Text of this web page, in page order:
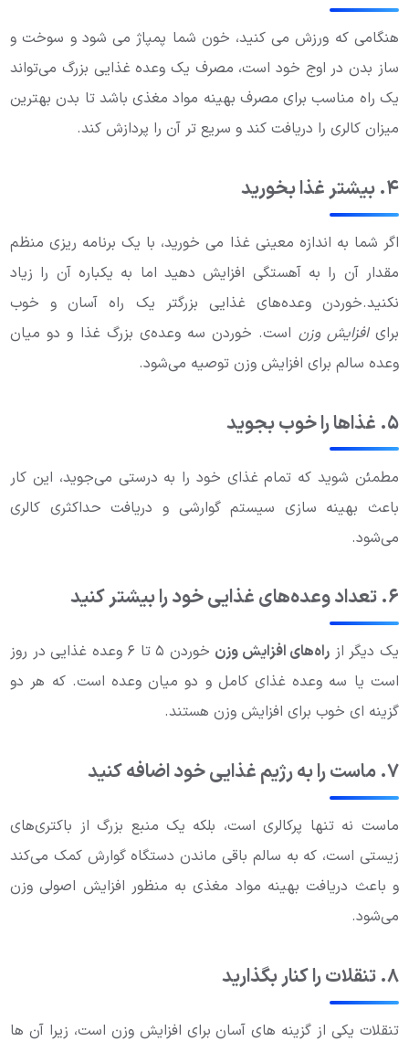
هنگامی که ورزش می کنید، خون شما پمپاژ می شود و سوخت و
ساز بدن در اوج خود است، مصرف یک وعده غذایی بزرگ می‌تواند
یک راه مناسب برای مصرف بهینه مواد مغذی باشد تا بدن بهترین
میزان کالری را دریافت کند و سریع تر آن را پردازش کند.
۴. بیشتر غذا بخورید
اگر شما به اندازه معینی غذا می خورید، با یک برنامه ریزی منظم
مقدار آن را به آهستگی افزایش دهید اما به یکباره آن را زیاد
نکنید.خوردن وعده‌های غذایی بزرگتر یک راه آسان و خوب
برایافزایش وزن است. خوردن سه وعده‌ی بزرگ غذا و دو میان
وعده سالم برای افزایش وزن توصیه می‌شود.
۵. غذاها را خوب بجوید
مطمئن شوید که تمام غذای خود را به درستی می‌جوید، این کار
باعث بهینه سازی سیستم گوارشی و دریافت حداکثری کالری
می‌شود.
۶. تعداد وعده‌های غذایی خود را بیشتر کنید
یک دیگر از راه‌های افزایش وزن
خوردن ۵ تا ۶ وعده غذایی در روز
است یا سه وعده غذای کامل و دو میان وعده است. که هر دو
گزینه ای خوب برای افزایش وزن هستند.
۷. ماست را به رژیم غذایی خود اضافه کنید
ماست نه تنها پرکالری است، بلکه یک منبع بزرگ از باکتری‌های
زیستی است، که به سالم باقی ماندن دستگاه گوارش کمک می‌کند
و باعث دریافت بهینه مواد مغذی به منظور افزایش اصولی وزن
می‌شود.
۸. تنقلات را کنار بگذارید
تنقلات یکی از گزینه های آسان برای افزایش وزن است، زیرا آن ها